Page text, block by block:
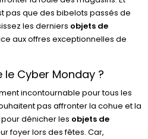
pas que des bibelots passés de
les derniers objets de
aux offres exceptionnelles de
Cyber Monday ?
incontournable pour tous les
pas affronter la cohue et la
dénicher les objets de
foyer lors des fêtes. Car,